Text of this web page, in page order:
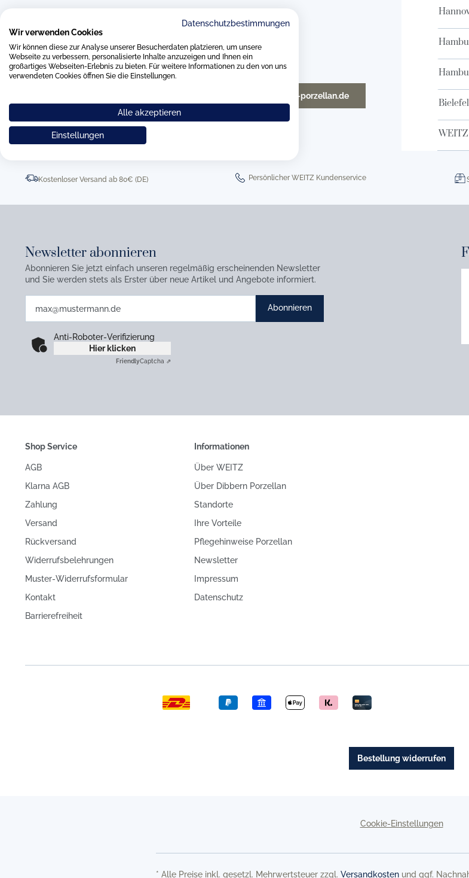
online-buero@weitz-porzellan.de
Kostenloser Versand ab 80€ (DE) Persönlicher WEITZ Kundenservice
Newsletter abonnieren
Abonnieren Sie jetzt einfach unseren regelmäßig erscheinenden Newsletter
und Sie werden stets als Erster über neue Artikel und Angebote informiert.
Abonnieren
Anti-Roboter-Verifizierung
Hier klicken
FriendlyCaptcha ⇗
Shop Service
AGB
Klarna AGB
Zahlung
Versand
Rückversand
Widerrufsbelehrungen
Muster-Widerrufsformular
Kontakt
Barrierefreiheit
Informationen
Über WEITZ
Über Dibbern Porzellan
Standorte
Ihre Vorteile
Pflegehinweise Porzellan
Newsletter
Impressum
Datenschutz
Bestellung widerrufen
Cookie-Einstellungen
* Alle Preise inkl. gesetzl. Mehrwertsteuer zzgl. Versandkosten und ggf.
Datenschutzbestimmungen
Wir verwenden Cookies
Wir können diese zur Analyse unserer Besucherdaten platzieren, um unsere
Webseite zu verbessern, personalisierte Inhalte anzuzeigen und Ihnen ein
großartiges Webseiten-Erlebnis zu bieten. Für weitere Informationen zu den von uns
verwendeten Cookies öffnen Sie die Einstellungen.
Alle akzeptieren
Einstellungen